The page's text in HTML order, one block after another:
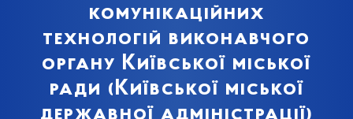
комунікаційних
технологій виконавчого
органу Київської міської
ради (Київської міської
державної адміністрації)